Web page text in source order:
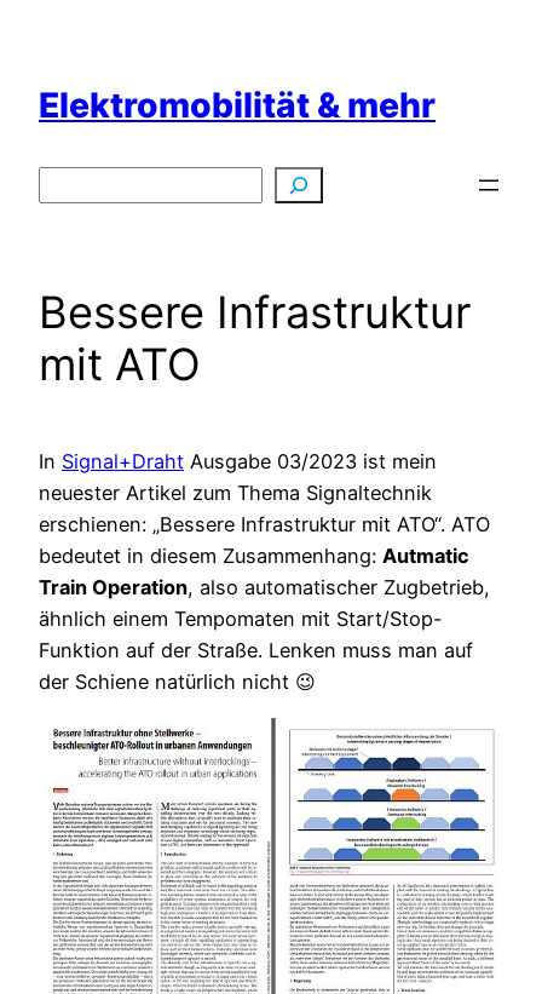
springen
Elektromobilität & mehr
Bessere Infrastruktur
mit ATO
In Signal+Draht Ausgabe 03/2023 ist mein
neuester Artikel zum Thema Signaltechnik
erschienen: „Bessere Infrastruktur mit ATO“. ATO
bedeutet in diesem Zusammenhang: Autmatic
Train Operation, also automatischer Zugbetrieb,
ähnlich einem Tempomaten mit Start/Stop-
Funktion auf der Straße. Lenken muss man auf
der Schiene natürlich nicht 😉